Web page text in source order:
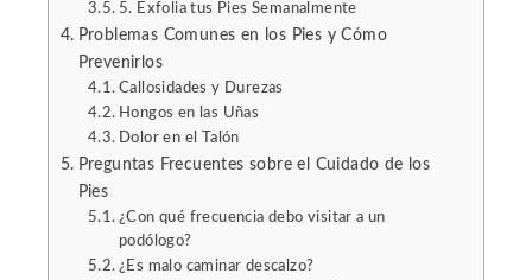
5. Exfolia tus Pies Semanalmente
Problemas Comunes en los Pies y Cómo
Prevenirlos
Callosidades y Durezas
Hongos en las Uñas
Dolor en el Talón
Preguntas Frecuentes sobre el Cuidado de los
Pies
¿Con qué frecuencia debo visitar a un
podólogo?
¿Es malo caminar descalzo?